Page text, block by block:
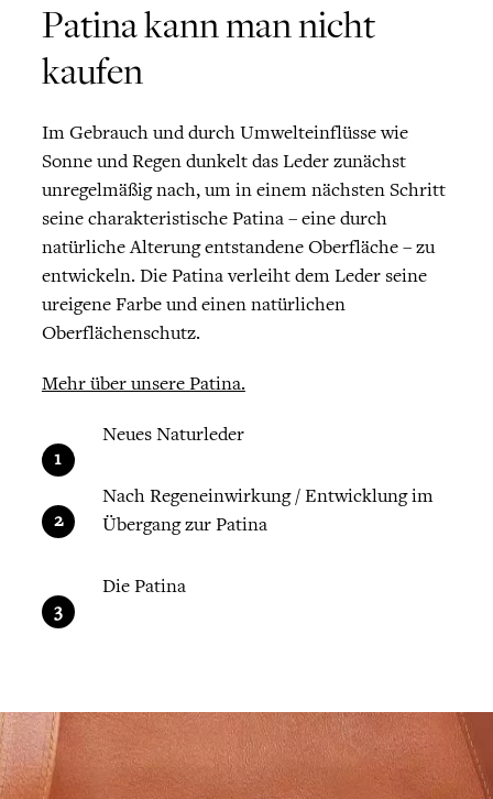
Patina kann man nicht
kaufen
Im Gebrauch und durch Umwelteinflüsse wie
Sonne und Regen dunkelt das Leder zunächst
unregelmäßig nach, um in einem nächsten Schritt
seine charakteristische Patina – eine durch
natürliche Alterung entstandene Oberfläche – zu
entwickeln. Die Patina verleiht dem Leder seine
ureigene Farbe und einen natürlichen
Oberflächenschutz.
Mehr über unsere Patina.
Neues Naturleder
Nach Regeneinwirkung / Entwicklung im
Übergang zur Patina
Die Patina